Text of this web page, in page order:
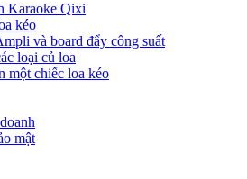
Karaoke Qixi
kéo
và board đẩy công suất
loại củ loa
một chiếc loa kéo
mật